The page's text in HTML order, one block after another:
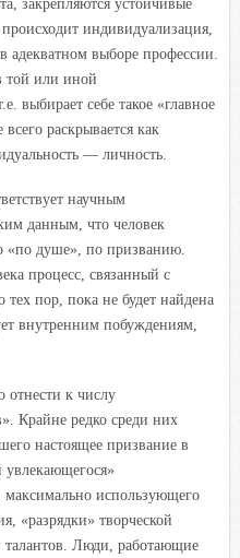
индивидуализация,
адекватном выборе профессии.
той или иной
выбирает себе такое «главное
раскрывается как
— личность.
научным
данным, что человек
«по душе», по призванию.
процесс, связанный с
пор, пока не будет найдена
внутренним побуждениям,
отнести к числу
Крайне редко среди них
настоящее призвание в
максимально использующего
«разрядки» творческой
талантов. Люди, работающие